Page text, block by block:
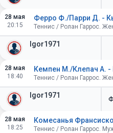
28 мая
20:15
Igor1971
Ферро Ф./Парри Д. -
Теннис / Ролан Гаррос.
28 мая
18:40
Igor1971
Теннис / Ролан Гаррос.
28 мая
18:25
Комесанья
Теннис / Ролан Гаррос.